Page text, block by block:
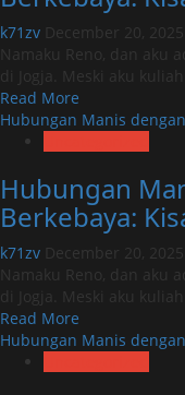
Wanita
Berkebaya:
Kisah
Malam
k71zv December 20, 2025
Namaku Reno, dan aku
di Jogja. Meski aku kuliah
Read More
more
Manis
dengan
Wanita
Berkebaya:
Kisah
Malam
Hubungan Manis
Hubungan
Berkebaya:
k71zv December 20, 2025
Namaku Reno, dan aku
di Jogja. Meski aku kuliah
Read More
more
Hubungan Manis